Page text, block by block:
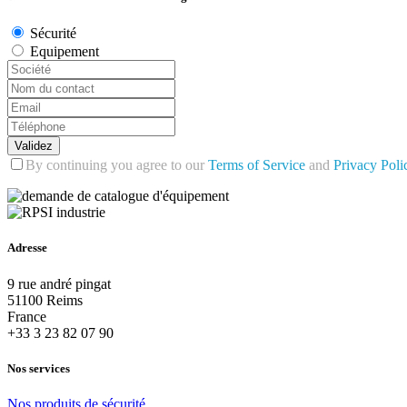
Sécurité
Equipement
Validez
By continuing you agree to our Terms of Service and Privacy
Adresse
9 rue andré pingat
51100 Reims
France
+33 3 23 82 07 90
Nos services
Nos produits de sécurité